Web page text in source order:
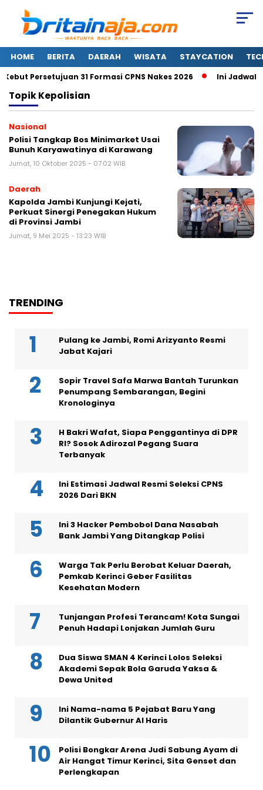
HOME BERITA DAERAH WISATA STAYCATION
Persetujuan 31 Formasi CPNS Nakes 2026 Ini Jadwal
TopikKepolisian
Nasional
Polisi Tangkap Bos Minimarket Usai
Bunuh Karyawatinya di Karawang
Jumat, 10 Oktober 2025 - 07:02 WIB
Daerah
Kapolda Jambi Kunjungi Kejati,
Perkuat Sinergi Penegakan Hukum
di Provinsi Jambi
Jumat, 9 Mei 2025 - 13:23 WIB
TRENDING
Pulang ke Jambi, Romi Arizyanto Resmi
Jabat Kajari
Sopir Travel Safa Marwa Bantah Turunkan
Penumpang Sembarangan, Begini
Kronologinya
H Bakri Wafat, Siapa Penggantinya di DPR
RI? Sosok Adirozal Pegang Suara
Terbanyak
Ini Estimasi Jadwal Resmi Seleksi CPNS
2026 Dari BKN
Ini 3 Hacker Pembobol Dana Nasabah
Bank Jambi Yang Ditangkap Polisi
Warga Tak Perlu Berobat Keluar Daerah,
Pemkab Kerinci Geber Fasilitas
Kesehatan Modern
Tunjangan Profesi Terancam! Kota Sungai
Penuh Hadapi Lonjakan Jumlah Guru
Dua Siswa SMAN 4 Kerinci Lolos Seleksi
Akademi Sepak Bola Garuda Yaksa &
Dewa United
Ini Nama-nama 5 Pejabat Baru Yang
Dilantik Gubernur Al Haris
Polisi Bongkar Arena Judi Sabung Ayam di
Air Hangat Timur Kerinci, Sita Genset dan
Perlengkapan